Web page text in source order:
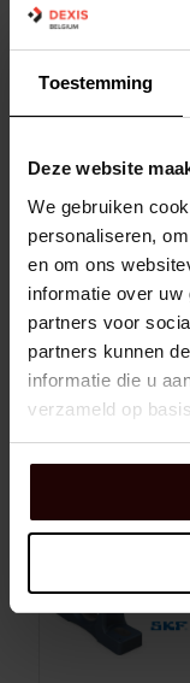
Toestemming
Deze website
We gebruiken
personaliseren,
en om ons
informatie over
partners voor
partners kunnen
informatie die u
verzameld op
Y-
Dexis NR:
EAN:
Merk: SKF
Fabrikant art.nr::
Diameter zitting:
EA